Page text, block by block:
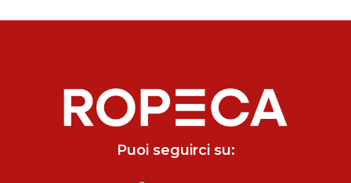
Puoi seguirci su: